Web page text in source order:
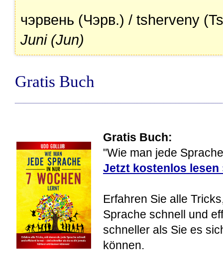
чэрвень (Чэрв.) / tsherveny
Juni (Jun)
Gratis Buch
Gratis Buch:
"Wie man jede
Jetzt kostenlos lesen
Erfahren Sie alle
Sprache schnell und
schneller als Sie es
können.